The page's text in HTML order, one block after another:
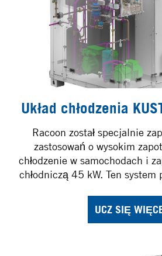
Układ chłodzenia
Racoon został specjalnie
zastosowań o wysokim
chłodzenie w samochodach i
chłodniczą 45 kW. Ten system
UCZ SIĘ